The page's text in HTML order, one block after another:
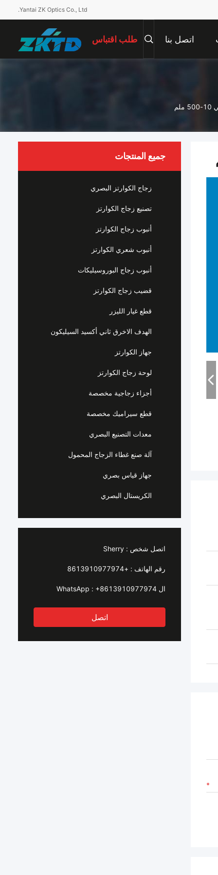
Yantai ZK Optics Co., Ltd.
اتصل بنا طلب اقتباس
جميع المنتجات
زجاج الكوارتز البصري
تصنيع زجاج الكوارتز
أنبوب زجاج الكوارتز
أنبوب شعري الكوارتز
أنبوب زجاج البوروسيليكات
قضيب زجاج الكوارتز
قطع غيار الليزر
الهدف الاخرق ثاني أكسيد السيليكون
جهاز الكوارتز
لوحة زجاج الكوارتز
أجزاء زجاجية مخصصة
قطع سيراميك مخصصة
معدات التصنيع البصري
آلة صنع غطاء الزجاج المحمول
جهاز قياس بصري
الكريستال البصري
اتصل شخص : Sherry
رقم الهاتف : +8613910977974
ال WhatsApp : +8613910977974
اتصل